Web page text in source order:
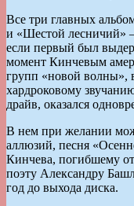
Все три главных
и «Шестой лесничий»
если первый был
момент Кинчевым
групп «новой волны»,
хардроковому
драйв, оказался
В нем при желании
аллюзий, песня
Кинчева, погибшему
поэту Александру
год до выхода диска.